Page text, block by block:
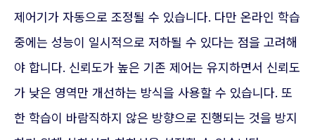
제어기가 자동으로 조정될 수 있습니다. 다만 온라인 학습
중에는 성능이 일시적으로 저하될 수 있다는 점을 고려해
야 합니다. 신뢰도가 높은 기존 제어는 유지하면서 신뢰도
가 낮은 영역만 개선하는 방식을 사용할 수 있습니다. 또
한 학습이 바람직하지 않은 방향으로 진행되는 것을 방지